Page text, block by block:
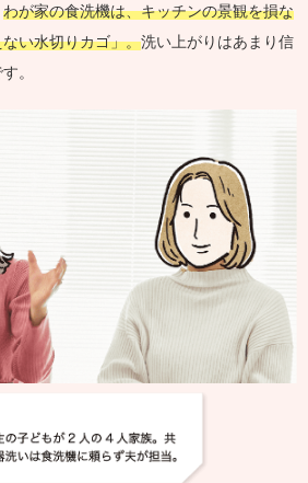
わが家の食洗機は、キッチンの景観を損な
い水切りカゴ」。洗い上がりはあまり信
。